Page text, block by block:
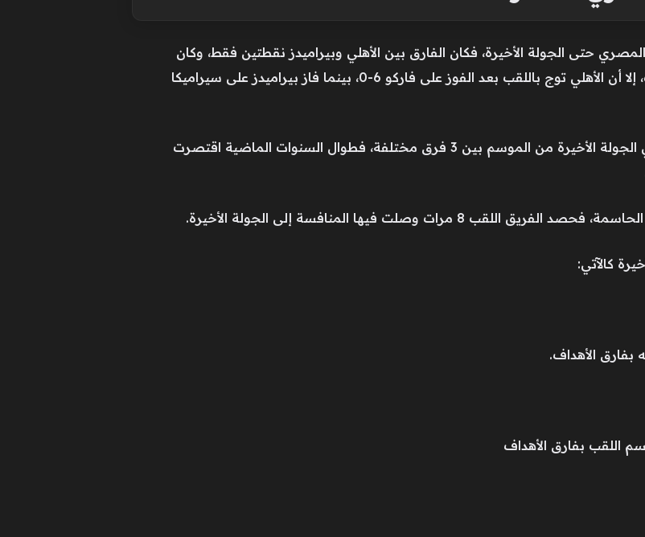
حتى الجولة الأخيرة، فكان الفارق بين الأهلي وبيراميدز نقطتين فقط، وكان
السماوي ينتظر تعثر الأحمر أمام فاركو للتتويج باللقب، إلا أن الأهلي توج باللقب بعد الفوز على فاركو 6-0، بينما فاز بيراميدز على سيراميكا
ولأول مرة في تاريخ الدوري المصري، يكون الصراع في الجولة الأخيرة من الموسم بين 3 فرق مختلفة، فطوال السنوات الماضية اقتصرت
وصلت فيها المنافسة إلى الجولة الأخيرة.
كالآتي:
بفارق الأهداف.
اللقب بفارق الأهداف